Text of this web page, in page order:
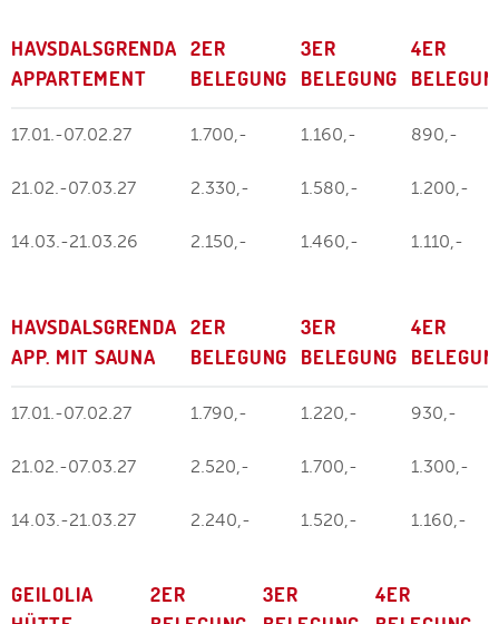
HAVSDALSGRENDA
APPARTEMENT
2ER
BELEGUNG
3ER
BELEGUNG
4ER
17.01.-07.02.27 1.700,- 1.160,- 890,-
21.02.-07.03.27 2.330,- 1.580,- 1.200,-
14.03.-21.03.26 2.150,- 1.460,- 1.110,-
HAVSDALSGRENDA
APP. MIT SAUNA
2ER
BELEGUNG
3ER
BELEGUNG
4ER
17.01.-07.02.27 1.790,- 1.220,- 930,-
21.02.-07.03.27 2.520,- 1.700,- 1.300,-
14.03.-21.03.27 2.240,- 1.520,- 1.160,-
GEILOLIA
2ER
3ER
4ER